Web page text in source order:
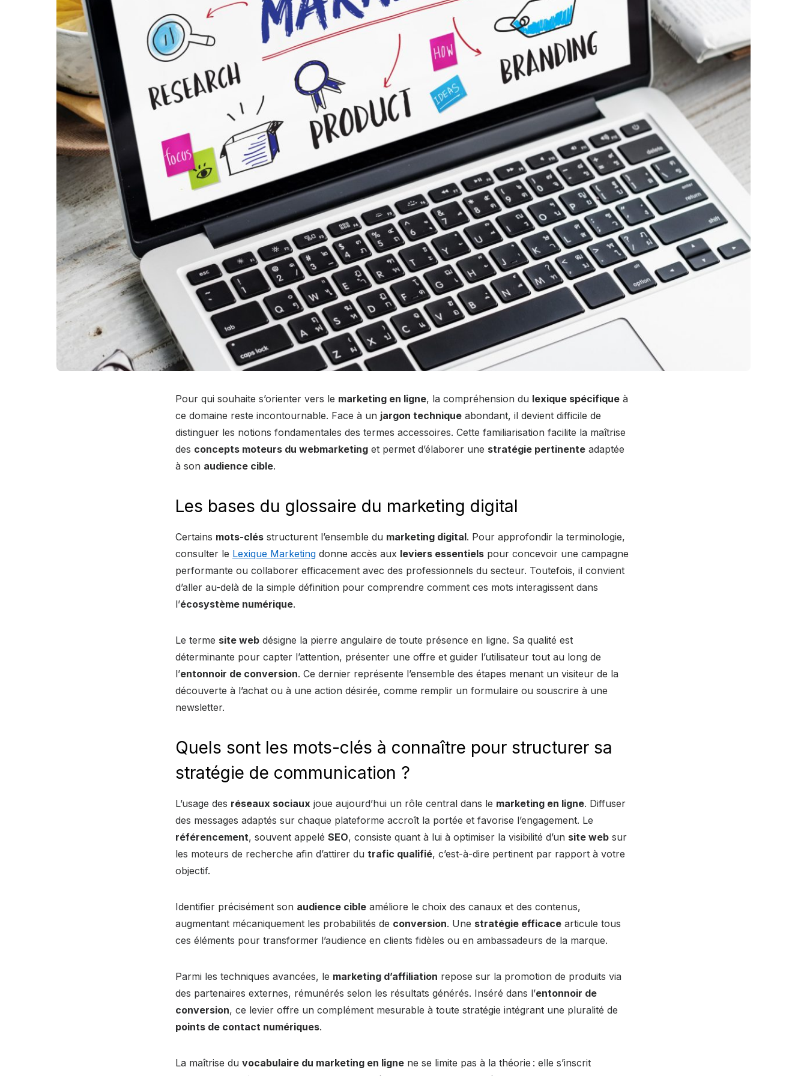
Pour qui souhaite s’orienter vers le marketing en ligne, la compréhension du lexique spécifique à
ce domaine reste incontournable. Face à un jargon technique abondant, il devient difficile de
distinguer les notions fondamentales des termes accessoires. Cette familiarisation facilite la maîtrise
des concepts moteurs du webmarketing et permet d’élaborer une stratégie pertinente adaptée
à son audience cible.
Les bases du glossaire du marketing digital
Certains mots-clés structurent l’ensemble du marketing digital. Pour approfondir la terminologie,
consulter le Lexique Marketing donne accès aux leviers essentiels pour concevoir une campagne
performante ou collaborer efficacement avec des professionnels du secteur. Toutefois, il convient
d’aller au-delà de la simple définition pour comprendre comment ces mots interagissent dans
l’écosystème numérique.
Le terme site web désigne la pierre angulaire de toute présence en ligne. Sa qualité est
déterminante pour capter l’attention, présenter une offre et guider l’utilisateur tout au long de
l’entonnoir de conversion. Ce dernier représente l’ensemble des étapes menant un visiteur de la
découverte à l’achat ou à une action désirée, comme remplir un formulaire ou souscrire à une
newsletter.
Quels sont les mots-clés à connaître pour structurer sa
stratégie de communication ?
L’usage des réseaux sociaux joue aujourd’hui un rôle central dans le marketing en ligne. Diffuser
des messages adaptés sur chaque plateforme accroît la portée et favorise l’engagement. Le
référencement, souvent appelé SEO, consiste quant à lui à optimiser la visibilité d’un site web sur
les moteurs de recherche afin d’attirer du trafic qualifié, c’est-à-dire pertinent par rapport à votre
objectif.
Identifier précisément son audience cible améliore le choix des canaux et des contenus,
augmentant mécaniquement les probabilités de conversion. Une stratégie efficace articule tous
ces éléments pour transformer l’audience en clients fidèles ou en ambassadeurs de la marque.
Parmi les techniques avancées, le marketing d’affiliation repose sur la promotion de produits via
des partenaires externes, rémunérés selon les résultats générés. Inséré dans l’entonnoir de
conversion, ce levier offre un complément mesurable à toute stratégie intégrant une pluralité de
points de contact numériques.
La maîtrise du vocabulaire du marketing en ligne ne se limite pas à la théorie : elle s’inscrit